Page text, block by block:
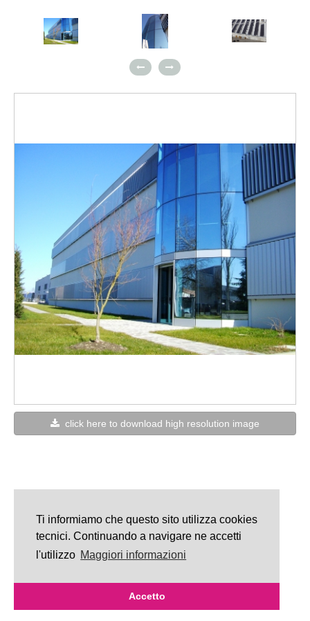
Ti informiamo che questo sito utilizza cookies
tecnici. Continuando a navigare ne accetti
l'utilizzo Maggiori informazioni
Accetto
click here to download high resolution image